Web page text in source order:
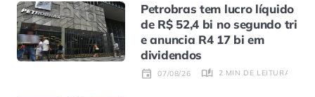
Petrobras tem lucro líquido
de R$ 52,4 bi no segundo tri
e anuncia R4 17 bi em
dividendos
07/08/26 2 MIN DE LEITURA